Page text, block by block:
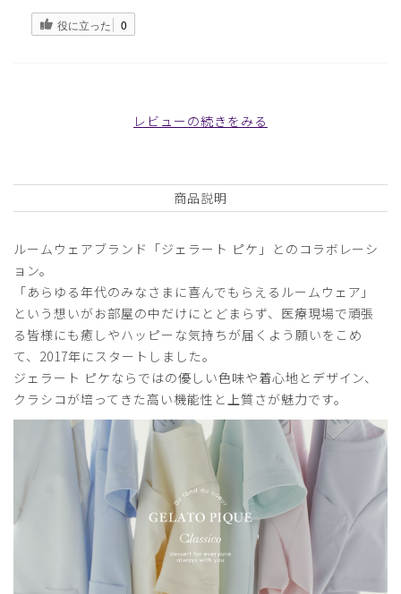
役に立った 0
紙を挟んでいない状態でもバインダーの表紙を閉じきること
商品：679ジェラート ピケ&クラシコ:バインダー/バス
タイムベア/フリー
役に立った 2
きき様
購入確認済み
2025-07-19
20代 156-160cm
デザインは大満足です！
しかし、やはり紙でできているため、除菌シートで拭くこと
が不安で清潔に保てていません…。
産科で働いているため、赤ちゃんたちのためにも、プラスチ
ックなどの紙以外の素材で製作していただけたら、そちらも
ぜひ購入したいです！
レビューの続きをみる
商品説明
ルームウェアブランド「ジェラート ピケ」とのコラボレーシ
ョン。
「あらゆる年代のみなさまに喜んでもらえるルームウェア」
という想いがお部屋の中だけにとどまらず、医療現場で頑張
る皆様にも癒しやハッピーな気持ちが届くよう願いをこめ
て、2017年にスタートしました。
ジェラート ピケならではの優しい色味や着心地とデザイン、
クラシコが培ってきた高い機能性と上質さが魅力です。